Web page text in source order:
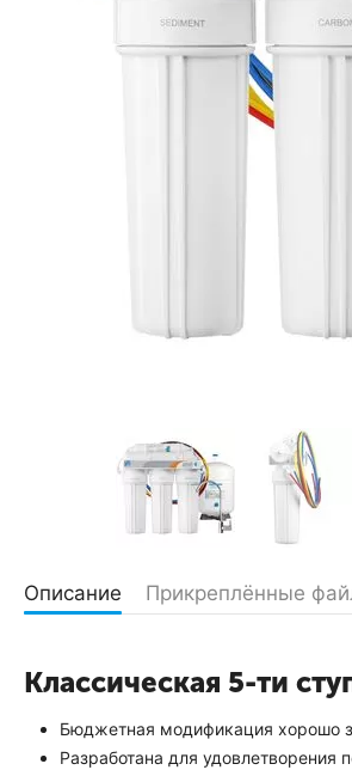
Описание Прикреплённые
Классическая 5-ти
Бюджетная модификация хорошо
Разработана для удовлетворения